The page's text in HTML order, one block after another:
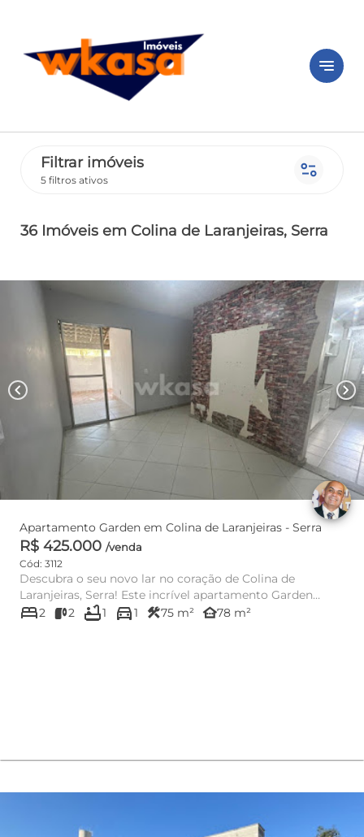
notes
Filtrar imóveis
5 filtros ativos page_info
36 Imóveis em Colina de Laranjeiras, Serra
chevron_left chevron_right
Apartamento Garden em Colina de Laranjeiras - Serra
R$ 425.000 /venda
Cód: 3112
Descubra o seu novo lar no coração de Colina de
Laranjeiras, Serra! Este incrível apartamento Garden
oferece 75m² de ár...
bed2 2 bathtub1 directions_car1 construction75 m² other_houses78 m²